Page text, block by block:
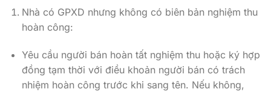
Nhà có GPXD nhưng không có biên bản nghiệm thu
hoàn công:
Yêu cầu người bán hoàn tất nghiệm thu hoặc ký hợp
đồng tạm thời với điều khoản người bán có trách
nhiệm hoàn công trước khi sang tên. Nếu không,